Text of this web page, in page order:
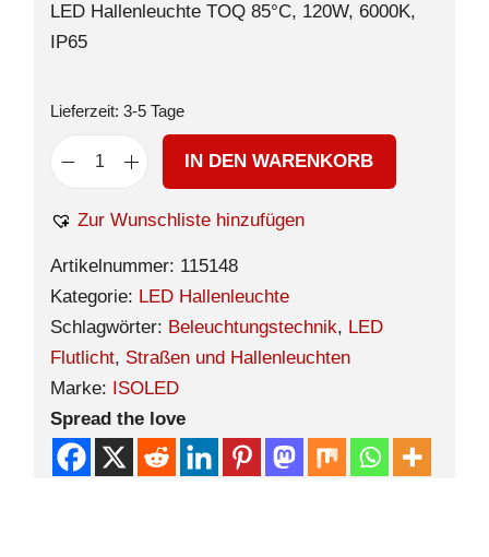
LED Hallenleuchte TOQ 85°C, 120W, 6000K,
IP65
Lieferzeit: 3-5 Tage
IN DEN WARENKORB
Zur Wunschliste hinzufügen
Artikelnummer: 115148
Kategorie: LED Hallenleuchte
Schlagwörter: Beleuchtungstechnik, LED
Flutlicht, Straßen und Hallenleuchten
Marke: ISOLED
Spread the love